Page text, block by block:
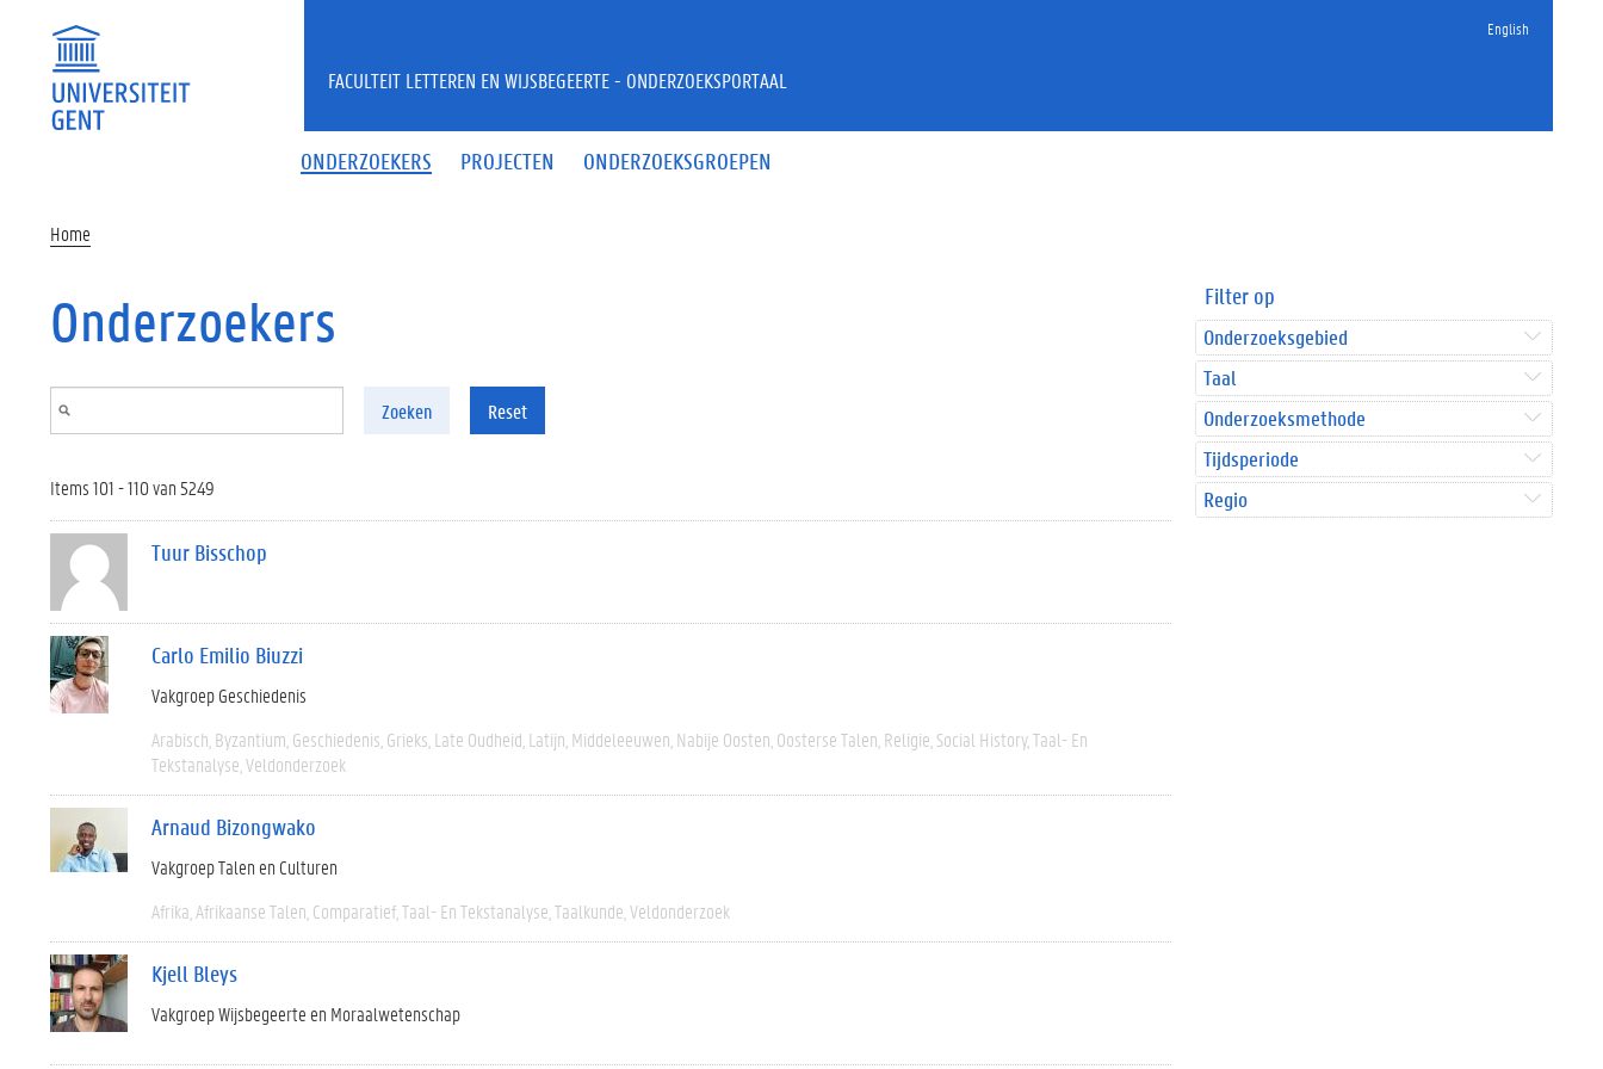
English
ONDERZOEKERS PROJECTEN ONDERZOEKSGROEPEN
FACULTEIT LETTEREN EN WIJSBEGEERTE - ONDERZOEKSPORTAAL
Home
Onderzoekers
Zoeken Reset
Items 101 - 110 van 5249
Tuur Bisschop
Carlo Emilio Biuzzi
Vakgroep Geschiedenis
Arabisch Byzantium Geschiedenis Grieks Late Oudheid Latijn Middeleeuwen Nabije Oosten Oosterse Talen Religie Social History Taal- En
Tekstanalyse Veldonderzoek
Arnaud Bizongwako
Vakgroep Talen en Culturen
Afrika Afrikaanse Talen Comparatief Taal- En Tekstanalyse Taalkunde Veldonderzoek
Kjell Bleys
Vakgroep Wijsbegeerte en Moraalwetenschap
Filter op
Onderzoeksgebied
Taal
Onderzoeksmethode
Tijdsperiode
Regio